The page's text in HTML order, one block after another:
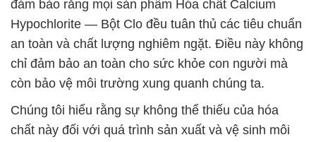
đảm bảo rằng mọi sản phẩm Hóa chất Calcium
Hypochlorite — Bột Clo đều tuân thủ các tiêu chuẩn
an toàn và chất lượng nghiêm ngặt. Điều này không
chỉ đảm bảo an toàn cho sức khỏe con người mà
còn bảo vệ môi trường xung quanh chúng ta.
Chúng tôi hiểu rằng sự không thể thiếu của hóa
chất này đối với quá trình sản xuất và vệ sinh môi